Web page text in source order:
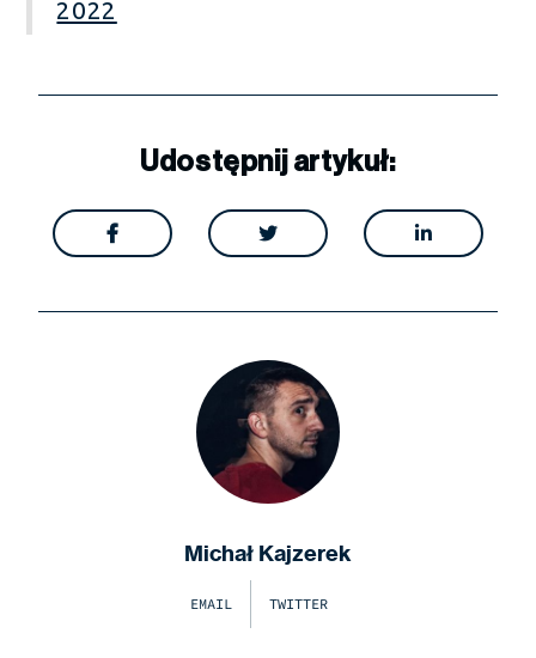
2022
Udostępnij artykuł:
  
Michał Kajzerek
EMAIL TWITTER